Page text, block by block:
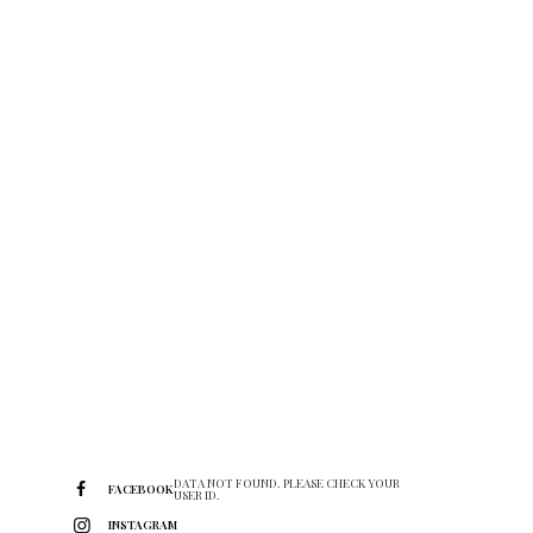
FACEBOOKDATA NOT FOUND. PLEASE CHECK YOUR
USER ID.
INSTAGRAM